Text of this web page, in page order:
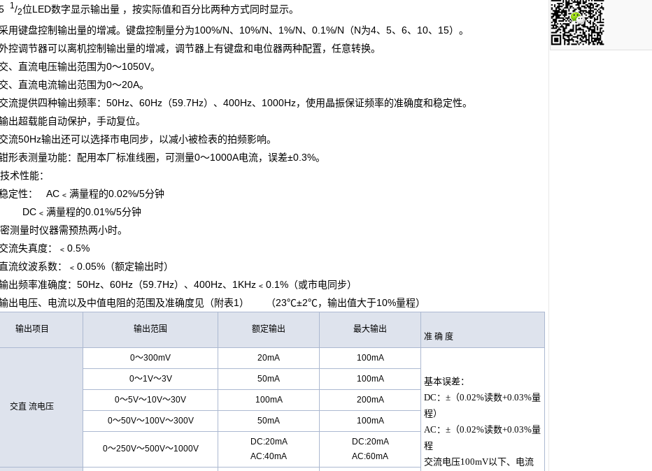
1 /2位LED数字显示输出量 ，按实际值和百分比两种方式同时显示。
用键盘控制输出量的增减。 键盘控制量分为100%/N、10%/N、1%/N、0.1%/N（N为4、5、6、10、15）。
控调节器可以离机控制输出量的增减，调节器上有键盘和电位器两种配置，任意转换。
、直流电压输出范围为0～1050V。
、直流电流输出范围为0～20A。
流提供四种输出频率：50Hz、60Hz（59.7Hz）、400Hz、1000Hz，使用晶振保证频率的准确度和稳定性。
出超载能自动保护，手动复位。
流50Hz输出还可以选择市电同步，以减小被检表的拍频影响。
形表测量功能：配用本厂标准线圈，可测量0～1000A电流，误差±0.3%。
术性能：
定性： AC﹤满量程的0.02%/5分钟
满量程的0.01%/5分钟
测量时仪器需预热两小时。
流失真度：﹤0.5%
流纹波系数：﹤0.05%（额定输出时）
出频率准确度：50Hz、60Hz（59.7Hz）、400Hz、1KHz﹤0.1%（或市电同步）
出电压、电流以及中值电阻的范围及准确度见（附表1） （23℃±2℃，输出值大于10%量程）
输出项目 输出范围 额定输出 最大输出
准 确 度
交直 流电压
0～300mV 20mA 100mA
基本误差：
DC：±（0.02%读数+0.03%量
程）
AC：±（0.02%读数+0.03%量
程
交流电压100mV以下、电流
0～1V～3V 50mA 100mA
0～5V～10V～30V 100mA 200mA
0～50V～100V～300V 50mA 100mA
0～250V～500V～1000V
DC:20mA
AC:40mA
DC:20mA
AC:60mA